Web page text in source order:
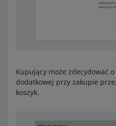
Kupujący może zdecydować
dodatkowej przy zakupie
koszyk.